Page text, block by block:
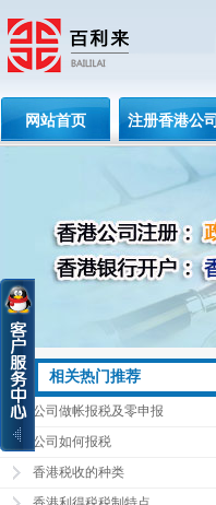
网站首页 注册香港公司
相关热门推荐
公司做帐报税及零申报
公司如何报税
香港税收的种类